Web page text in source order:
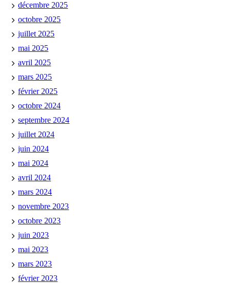
décembre 2025
octobre 2025
juillet 2025
mai 2025
avril 2025
mars 2025
février 2025
octobre 2024
septembre 2024
juillet 2024
juin 2024
mai 2024
avril 2024
mars 2024
novembre 2023
octobre 2023
juin 2023
mai 2023
mars 2023
février 2023